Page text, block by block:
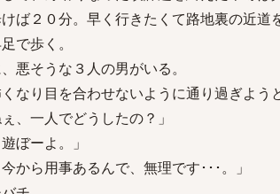
ば２０分。早く行きたくて路地裏の近道
で歩く。
悪そうな３人の男がいる。
なり目を合わせないように通り過ぎよう
ぇ、一人でどうしたの？」
ぼーよ。」
今から用事あるんで、無理です･･･。」